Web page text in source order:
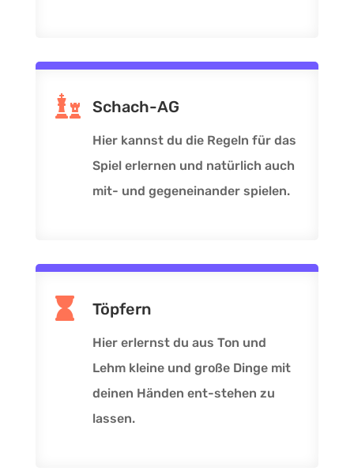
 Schach-AG
Hier kannst du die Regeln für das
Spiel erlernen und natürlich auch
mit- und gegeneinander spielen.
 Töpfern
Hier erlernst du aus Ton und
Lehm kleine und große Dinge mit
deinen Händen ent-stehen zu
lassen.